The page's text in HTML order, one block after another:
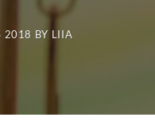
2018 BY LIIA